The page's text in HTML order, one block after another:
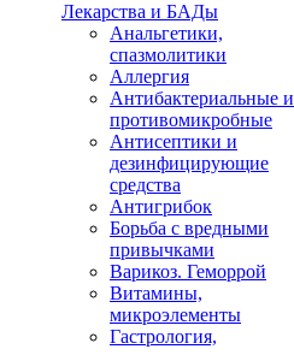
Лекарства и БАДы
Анальгетики,
спазмолитики
Аллергия
Антибактериальные и
противомикробные
Антисептики и
дезинфицирующие
средства
Антигрибок
Борьба с вредными
привычками
Варикоз. Геморрой
Витамины,
микроэлементы
Гастрология,